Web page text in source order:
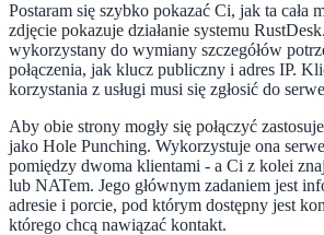
Postaram się szybko pokazać Ci, jak ta cała
zdjęcie pokazuje działanie systemu
wykorzystany do wymiany szczegółów
połączenia, jak klucz publiczny i adres IP.
korzystania z usługi musi się zgłosić do
Aby obie strony mogły się połączyć
jako Hole Punching. Wykorzystuje ona
pomiędzy dwoma klientami - a Ci z kolei
lub NATem. Jego głównym zadaniem jest
adresie i porcie, pod którym dostępny jest
którego chcą nawiązać kontakt.